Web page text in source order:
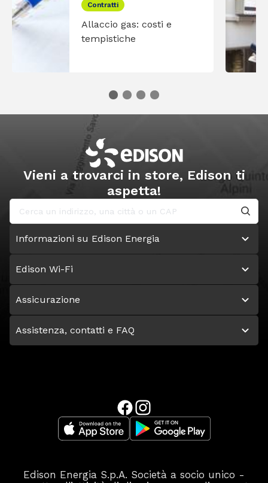
Contratti
Allaccio gas: costi e
tempistiche
Vieni a trovarci in store, Edison ti
aspetta!
Informazioni su Edison Energia
Edison Wi-Fi
Assicurazione
Assistenza, contatti e FAQ
Edison Energia S.p.A. Società a socio unico -